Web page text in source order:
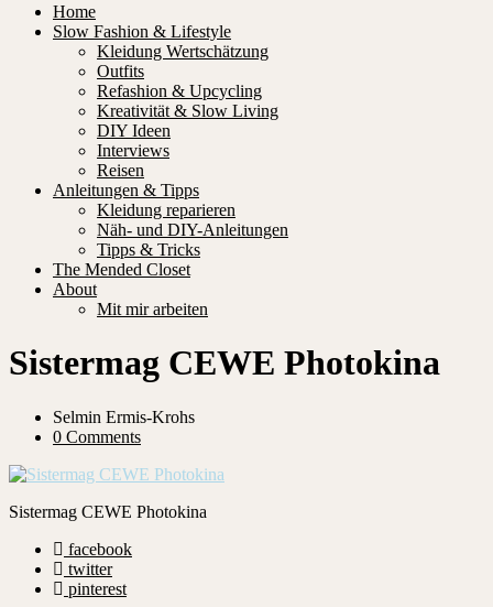
Home
Slow Fashion & Lifestyle
Kleidung Wertschätzung
Outfits
Refashion & Upcycling
Kreativität & Slow Living
DIY Ideen
Interviews
Reisen
Anleitungen & Tipps
Kleidung reparieren
Näh- und DIY-Anleitungen
Tipps & Tricks
The Mended Closet
About
Mit mir arbeiten
Sistermag CEWE Photokina
Selmin Ermis-Krohs
0 Comments
Sistermag CEWE Photokina
facebook
twitter
pinterest